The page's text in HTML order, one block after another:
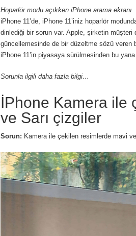
Hoparlör modu açıkken iPhone arama ekranı
iPhone 11’de, iPhone 11’iniz hoparlör
dinlediği bir sorun var. Apple, şirketin
güncellemesinde de bir düzeltme sözü veren
iPhone 11’in piyasaya sürülmesinden bu
Sorunla ilgili daha fazla bilgi…
İPhone Kamera ile
ve Sarı çizgiler
Sorun: Kamera ile çekilen resimlerde mavi